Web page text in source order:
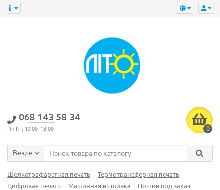
‎068 143 58 34
Пн-Пт, 10:00–18:00 0
Везде
Шелкотрафаретная печать
Термотрансферная печать
Цифровая печать
Машинная вышивка Пошив под заказ